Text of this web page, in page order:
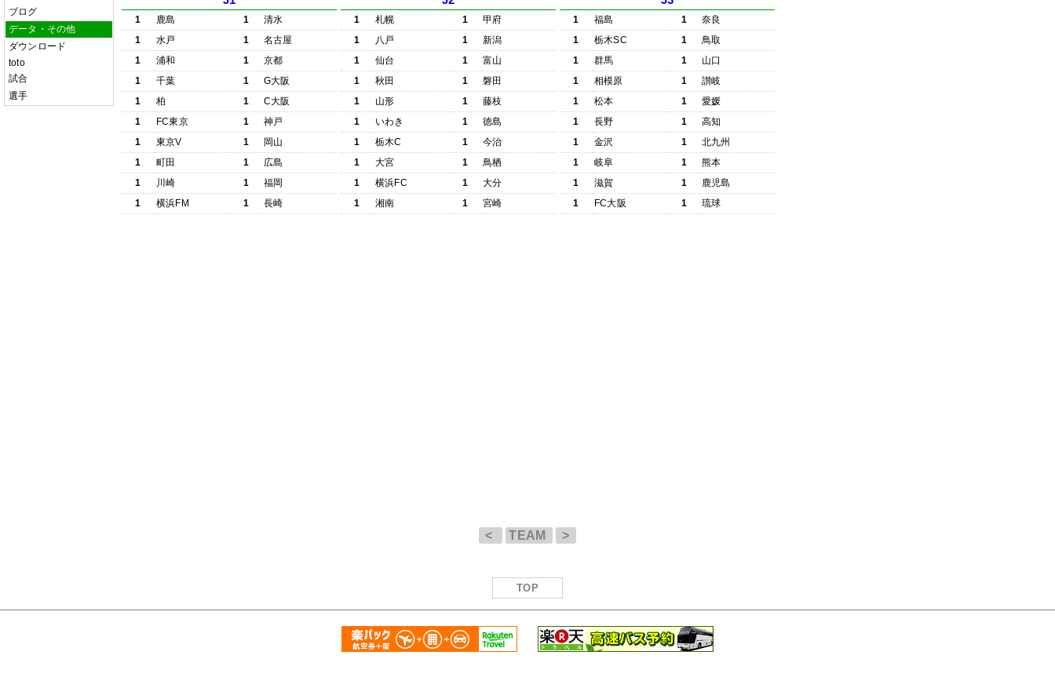
ブログ
データ・その他
ダウンロード
toto
試合
選手
1 鹿島 1
清水
1
水戸 1
名古屋
1
浦和 1
京都
1
千葉 1
G大阪
1
柏 1
C大阪
1
FC東京 1
神戸
1
東京V 1
岡山
1
町田 1
広島
1
川崎 1
福岡
1
横浜FM 1 長崎
1 札幌 1
甲府
1
八戸 1
新潟
1
仙台 1
富山
1
秋田 1
磐田
1
山形 1
藤枝
1
いわき 1
徳島
1
栃木C 1
今治
1
大宮 1
鳥栖
1
横浜FC 1
大分
1
湘南 1 宮崎
1 福島 1
奈良
1
栃木SC 1
鳥取
1
群馬 1
山口
1
相模原 1
讃岐
1
松本 1
愛媛
1
長野 1
高知
1
金沢 1
北九州
1
岐阜 1
熊本
1
滋賀 1
鹿児島
1
FC大阪 1 琉球
< TEAM >
TOP